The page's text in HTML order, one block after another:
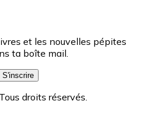
et les nouvelles pépites
ta boîte mail.
S'inscrire
droits réservés.